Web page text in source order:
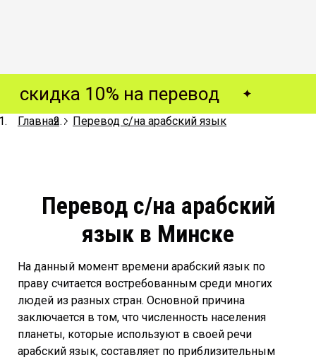
скидка 10% на перевод
Главная Перевод с/на арабский язык
Перевод с/на арабский
язык в Минске
На данный момент времени арабский язык по
праву считается востребованным среди многих
людей из разных стран. Основной причина
заключается в том, что численность населения
планеты, которые используют в своей речи
арабский язык, составляет по приблизительным